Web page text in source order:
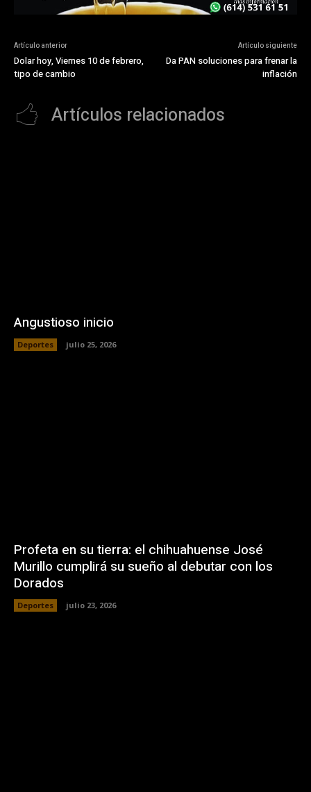
Artículo anterior
Dolar hoy, Viernes 10 de febrero,
tipo de cambio
Artículo siguiente
Da PAN soluciones para frenar la
inflación
Artículos relacionados
Angustioso inicio
Deportes julio 25, 2026
Profeta en su tierra: el chihuahuense José
Murillo cumplirá su sueño al debutar con los
Dorados
Deportes julio 23, 2026